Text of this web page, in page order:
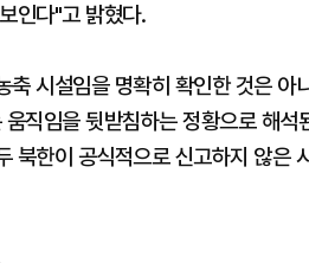
인다"고 밝혔다.
시설임을 명확히 확인한 것은 아
직임을 뒷받침하는 정황으로 해석
북한이 공식적으로 신고하지 않은